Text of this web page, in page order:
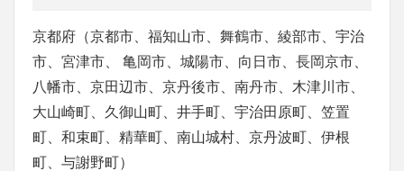
京都府（京都市、福知山市、舞鶴市、綾部市、宇治
市、宮津市、 亀岡市、城陽市、向日市、長岡京市、
八幡市、京田辺市、京丹後市、南丹市、木津川市、
大山崎町、久御山町、井手町、宇治田原町、笠置
町、和束町、精華町、南山城村、京丹波町、伊根
町、与謝野町）